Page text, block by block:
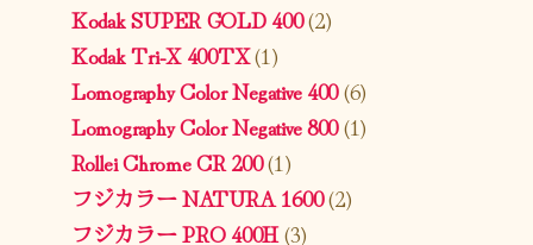
Kodak SUPER GOLD 400(2)
Kodak Tri-X 400TX(1)
Lomography Color Negative 400(6)
Lomography Color Negative 800(1)
Rollei Chrome CR 200(1)
フジカラー NATURA 1600(2)
フジカラー PRO 400H(3)